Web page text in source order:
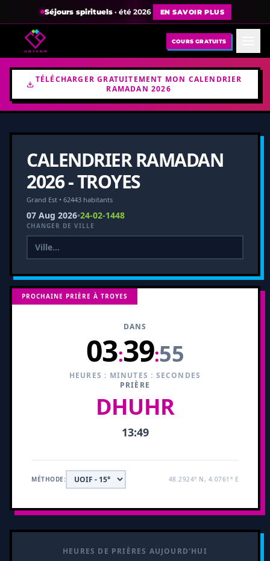
Séjours spirituels· été 2026 EN SAVOIR PLUS
COURS GRATUITS
TÉLÉCHARGER GRATUITEMENT MON CALENDRIER
RAMADAN 2026
CALENDRIER RAMADAN
2026 - TROYES
Grand Est • 62443 habitants
07 Aug 2026•24-02-1448
CHANGER DE VILLE
PROCHAINE PRIÈRE À TROYES
DANS
03:39:54
HEURES : MINUTES : SECONDES
PRIÈRE
DHUHR
13:49
MÉTHODE: 48.2924° N, 4.0761° E
HEURES DE PRIÈRES AUJOURD'HUI